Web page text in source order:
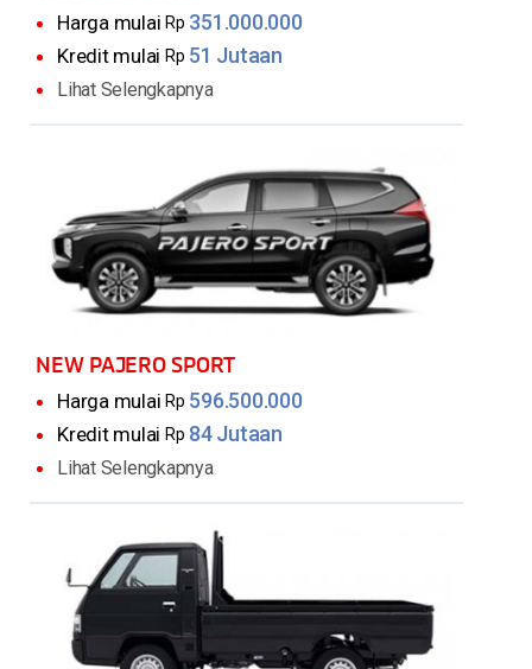
Harga mulai Rp 351.000.000
Kredit mulai Rp 51 Jutaan
Lihat Selengkapnya
NEW PAJERO SPORT
Harga mulai Rp 596.500.000
Kredit mulai Rp 84 Jutaan
Lihat Selengkapnya